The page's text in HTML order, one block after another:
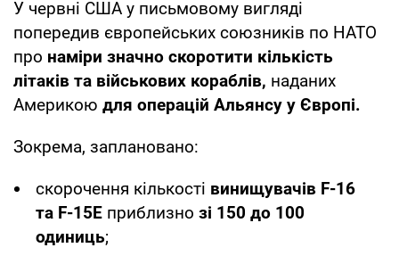
У червні США у письмовому вигляді
попередив європейських союзників по НАТО
про наміри значно скоротити кількість
літаків та військових кораблів, наданих
Америкою для операцій Альянсу у Європі.
Зокрема, заплановано:
скорочення кількості винищувачів F-16
та F-15E приблизно зі 150 до 100
одиниць;